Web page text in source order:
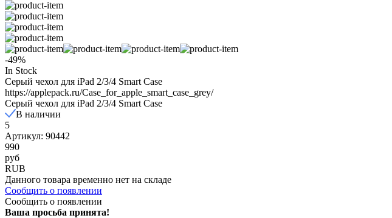
-49%
In Stock
Серый чехол для iPad 2/3/4 Smart Case
https://applepack.ru/Case_for_apple_smart_case_grey/
Серый чехол для iPad 2/3/4 Smart Case
В наличии
5
Артикул: 90442
990
руб
RUB
Данного товара временно нет на складе
Сообщить о появлении
Сообщить о появлении
Ваша просьба принята!